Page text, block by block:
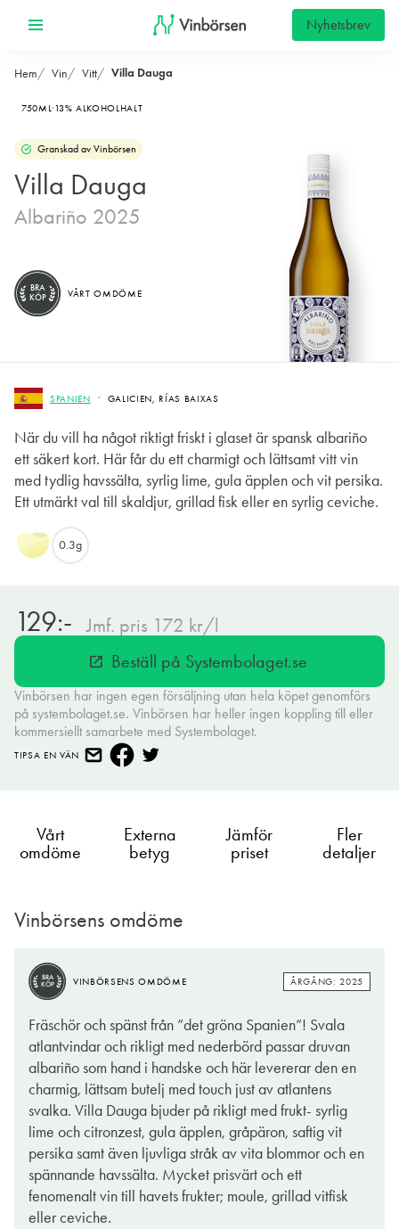
Nyhetsbrev
Hem Vin Vitt Villa Dauga
750ML 13% ALKOHOLHALT
Granskad av Vinbörsen
Villa Dauga
Albariño 2025
SPANIEN GALICIEN, RÍAS BAIXAS
När du vill ha något riktigt friskt i glaset är spansk albariño
ett säkert kort. Här får du ett charmigt och lättsamt vitt vin
med tydlig havssälta, syrlig lime, gula äpplen och vit persika.
Ett utmärkt val till skaldjur, grillad fisk eller en syrlig ceviche.
BRA
KÖP
VÅRT OMDÖME
0.3g
129:- Jmf. pris 172 kr/l
open_in_new Beställ på Systembolaget.se
Vinbörsen har ingen egen försäljning utan hela köpet genomförs
på systembolaget.se. Vinbörsen har heller ingen koppling till eller
kommersiellt samarbete med Systembolaget.
TIPSA EN VÄN
Vårt
omdöme
Externa
betyg
Jämför
priset
Fler
detaljer
Vinbörsens omdöme
BRA
KÖP
VINBÖRSENS OMDÖME ÅRGÅNG: 2025
Fräschör och spänst från ”det gröna Spanien”! Svala
atlantvindar och rikligt med nederbörd passar druvan
albariño som hand i handske och här levererar den en
charmig, lättsam butelj med touch just av atlantens
svalka. Villa Dauga bjuder på rikligt med frukt- syrlig
lime och citronzest, gula äpplen, gråpäron, saftig vit
persika samt även ljuvliga stråk av vita blommor och en
spännande havssälta. Mycket prisvärt och ett
fenomenalt vin till havets frukter; moule, grillad vitfisk
eller ceviche.